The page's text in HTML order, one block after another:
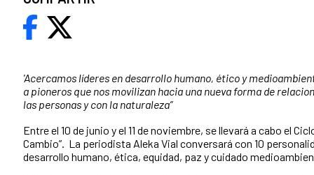
'Acercamos líderes en desarrollo humano, ético y
a pioneros que nos movilizan hacia una nueva forma de
las personas y con la naturaleza”
Entre el 10 de junio y el 11 de noviembre, se llevará a cabo el
Cambio”. La periodista Aleka Vial conversará con 10
desarrollo humano, ética, equidad, paz y cuidado